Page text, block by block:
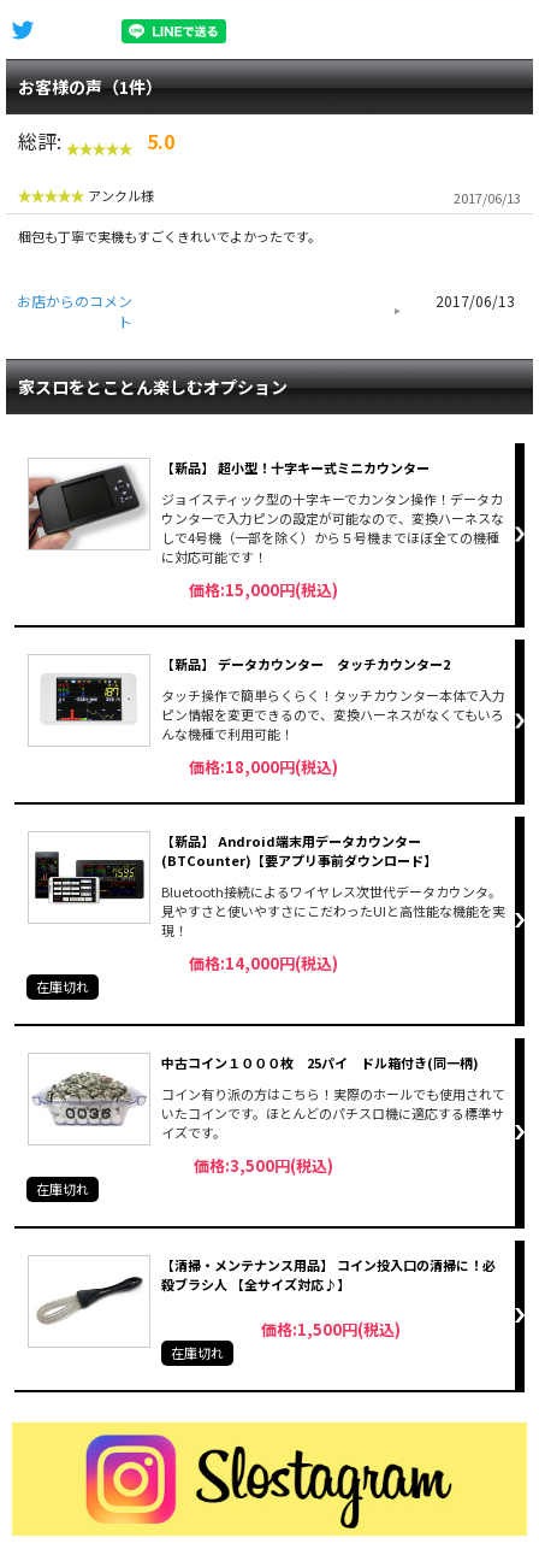
お客様の声（1件）
総評: 5.0
アンクル様
2017/06/13
梱包も丁寧で実機もすごくきれいでよかったです。
お店からのコメン
ト
2017/06/13
家スロをとことん楽しむオプション
【新品】 超小型！十字キー式ミニカウンター
ジョイスティック型の十字キーでカンタン操作！データカ
ウンターで入力ピンの設定が可能なので、変換ハーネスな
しで4号機（一部を除く）から５号機までほぼ全ての機種
に対応可能です！
価格:15,000円(税込)
【新品】 データカウンター タッチカウンター2
タッチ操作で簡単らくらく！タッチカウンター本体で入力
ピン情報を変更できるので、変換ハーネスがなくてもいろ
んな機種で利用可能！
価格:18,000円(税込)
【新品】 Android端末用データカウンター
(BTCounter)【要アプリ事前ダウンロード】
Bluetooth接続によるワイヤレス次世代データカウンタ。
見やすさと使いやすさにこだわったUIと高性能な機能を実
現！
価格:14,000円(税込)
在庫切れ
中古コイン１０００枚 25パイ ドル箱付き(同一柄)
コイン有り派の方はこちら！実際のホールでも使用されて
いたコインです。ほとんどのパチスロ機に適応する標準サ
イズです。
価格:3,500円(税込)
在庫切れ
【清掃・メンテナンス用品】 コイン投入口の清掃に！必
殺ブラシ人 【全サイズ対応♪】
価格:1,500円(税込)
在庫切れ